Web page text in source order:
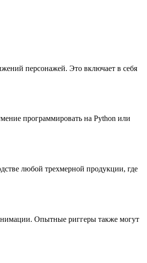
персонажей. Это включает в себя
программировать на Python или
любой трехмерной продукции, где
Опытные риггеры также могут